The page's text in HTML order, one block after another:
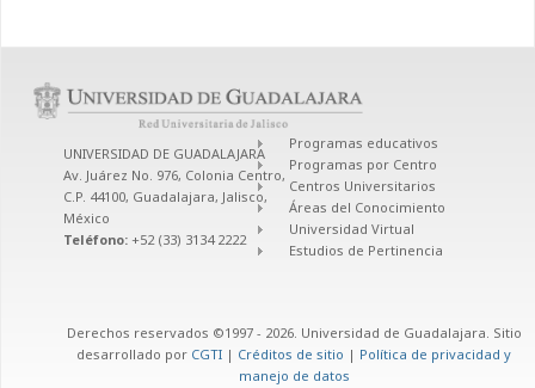
UNIVERSIDAD DE GUADALAJARA
Av. Juárez No. 976, Colonia Centro,
C.P. 44100, Guadalajara, Jalisco,
México
Teléfono: +52 (33) 3134 2222
Programas educativos
Programas por Centro
Centros Universitarios
Áreas del Conocimiento
Universidad Virtual
Estudios de Pertinencia
Derechos reservados ©1997 - 2026. Universidad de Guadalajara. Sitio
desarrollado por CGTI | Créditos de sitio | Política de privacidad y
manejo de datos